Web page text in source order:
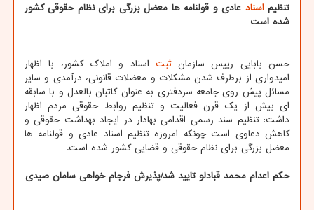
تنظیماسناد عادی و قولنامه ها معضل بزرگی برای نظام حقوقی کشور
شده است
حسن بابایی رییس سازمانثبت اسناد و املاک کشور، با اظهار
امیدواری از برطرف شدن مشکلات و معضلات قانونی، درآمدی و سایر
مسائل پیش روی جامعه سردفتری به عنوان کاتبان بالعدل و با سابقه
ای بیش از یک قرن فعالیت و تنظیم روابط حقوقی مردم اظهار
داشت: تنظیم سند رسمی اقدامی بهادار در ایجاد بهداشت حقوقی و
کاهش دعاوی است چونکه امروزه تنظیم اسناد عادی و قولنامه ها
معضل بزرگی برای نظام حقوقی و قضایی کشور شده است.
حکم اعدام محمد قبادلو تایید شد/پذیرش فرجام خواهی سامان صیدی